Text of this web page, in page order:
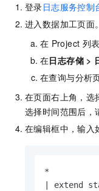
登录日志服务控制
进入数据加工页面。
在 Project 列
在日志存储 >
在查询与分析
在页面右上角，选
选择时间范围后，
在编辑框中，输入
*
extend